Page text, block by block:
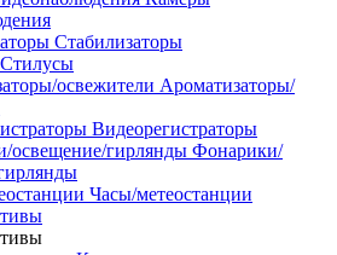
Стабилизаторы
Стилусы
Ароматизаторы/
Видеорегистраторы
Фонарики/
Часы/метеостанции